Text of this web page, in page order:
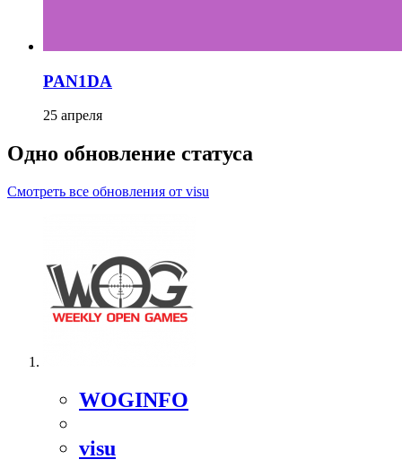
PAN1DA
25 апреля
Одно обновление статуса
Смотреть все обновления от visu
WOGINFO
visu